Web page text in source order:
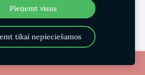
Pieņemt visus
tikai nepieciešamos